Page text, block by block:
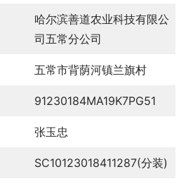
哈尔滨善道农业科技有限公
司五常分公司
五常市背荫河镇兰旗村
91230184MA19K7PG51
张玉忠
SC10123018411287(分装)